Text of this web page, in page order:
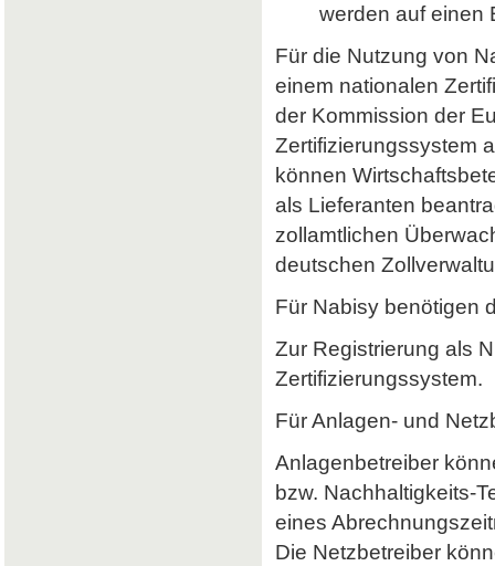
werden auf einen
Für die Nutzung von
einem nationalen
der Kommission der
Zertifizierungssystem
können
als Lieferanten
zollamtlichen
deutschen
Für Nabisy benötigen
Zur Registrierung als
Zertifizierungssystem.
Für Anlagen- und
Anlagenbetreiber
bzw. Nachhaltigkeits-
eines
Die Netzbetreiber